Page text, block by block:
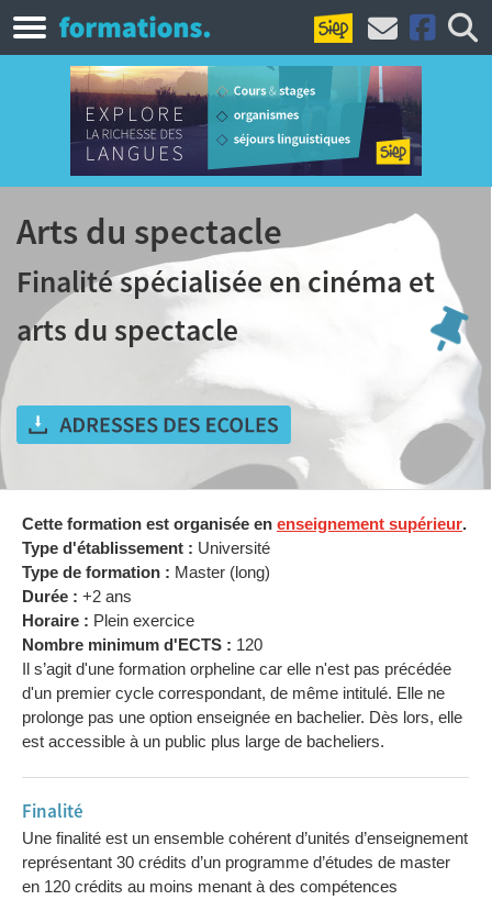
Arts du spectacle
Finalité spécialisée en cinéma et
arts du spectacle
Cette formation est organisée en enseignement supérieur.
Type d'établissement : Université
Type de formation : Master (long)
Durée : +2 ans
Horaire : Plein exercice
Nombre minimum d'ECTS : 120
Il s’agit d'une formation orpheline car elle n'est pas précédée
d'un premier cycle correspondant, de même intitulé. Elle ne
prolonge pas une option enseignée en bachelier. Dès lors, elle
est accessible à un public plus large de bacheliers.
Finalité
Une finalité est un ensemble cohérent d’unités d’enseignement
représentant 30 crédits d’un programme d’études de master
en 120 crédits au moins menant à des compétences